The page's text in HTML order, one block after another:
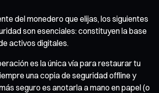
del monedero que elijas, los siguientes
son esenciales: constituyen la base
activos digitales.
es la única vía para restaurar tu
una copia de seguridad offline y
seguro es anotarla a mano en papel (o